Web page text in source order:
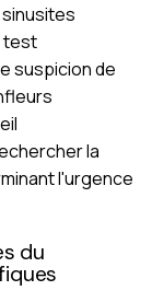
test
suspicion de
la
l'urgence
du